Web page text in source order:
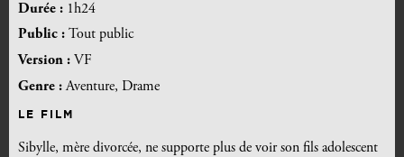
Durée : 1h24
Public : Tout public
Version : VF
Genre :Aventure, Drame
LE FILM
Sibylle, mère divorcée, ne supporte plus de voir son fils adolescent